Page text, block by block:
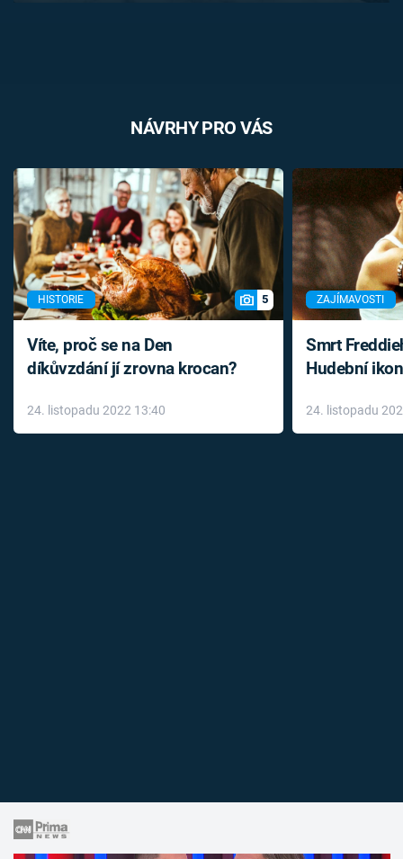
NÁVRHY PRO VÁS
HISTORIE 5
Víte, proč se na Den
díkůvzdání jí zrovna krocan?
24. listopadu 2022 13:40
ZAJÍMAVOSTI
Smrt
Hudební
léky
24. listopadu